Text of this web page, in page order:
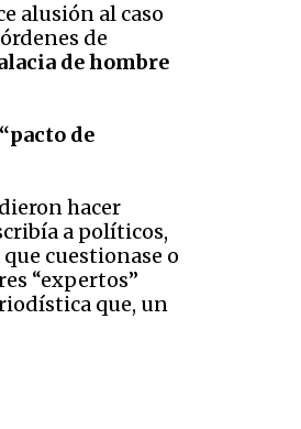
alusión al caso
de
de hombre
“pacto de
hacer
a políticos,
cuestionase o
“expertos”
que, un